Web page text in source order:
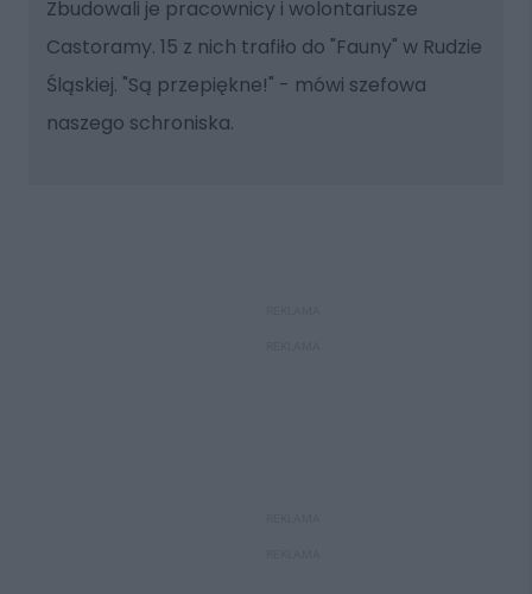
Zbudowali je pracownicy i wolontariusze
Castoramy. 15 z nich trafiło do "Fauny" w Rudzie
Śląskiej. "Są przepiękne!" - mówi szefowa
naszego schroniska.